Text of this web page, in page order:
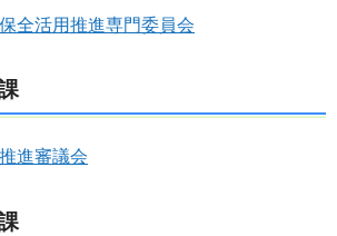
全活用推進専門委員会
進審議会